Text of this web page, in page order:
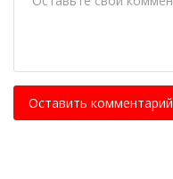
Оставить комментарий